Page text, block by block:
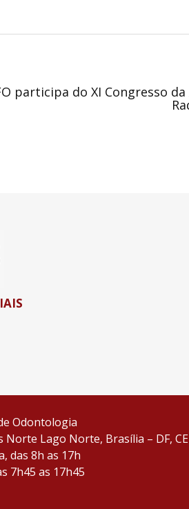
participa do XI Congresso
Odontologia
Lago Norte, Brasília – DF,
das 8h as 17h
7h45 as 17h45